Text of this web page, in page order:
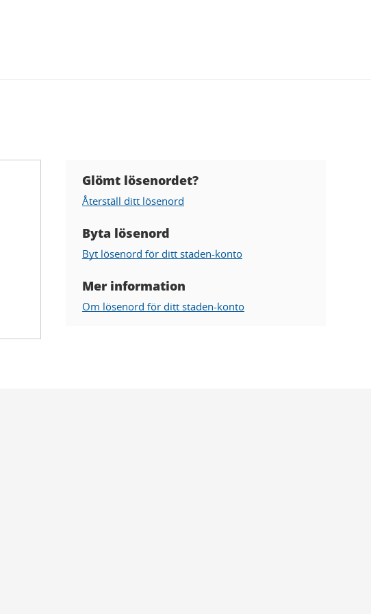
Hjälp
gällande
lösenord
Glömt lösenordet?
Återställ ditt lösenord
Byta lösenord
Byt lösenord för ditt staden-konto
Mer information
Om lösenord för ditt staden-konto